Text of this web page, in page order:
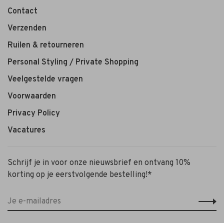
Contact
Verzenden
Ruilen & retourneren
Personal Styling / Private Shopping
Veelgestelde vragen
Voorwaarden
Privacy Policy
Vacatures
Schrijf je in voor onze nieuwsbrief en ontvang 10%
korting op je eerstvolgende bestelling!*